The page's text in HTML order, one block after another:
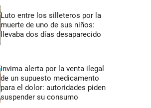
Luto entre los silleteros por la
muerte de uno de sus niños:
llevaba dos días desaparecido
Invima alerta por la venta ilegal
de un supuesto medicamento
para el dolor: autoridades piden
suspender su consumo